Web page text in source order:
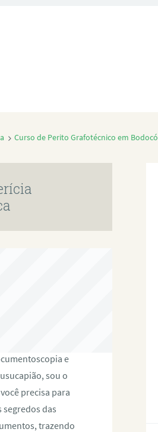
Curso de Perito Grafotécnico em Bodocó
e
sou o
precisa para
segredos das
trazendo